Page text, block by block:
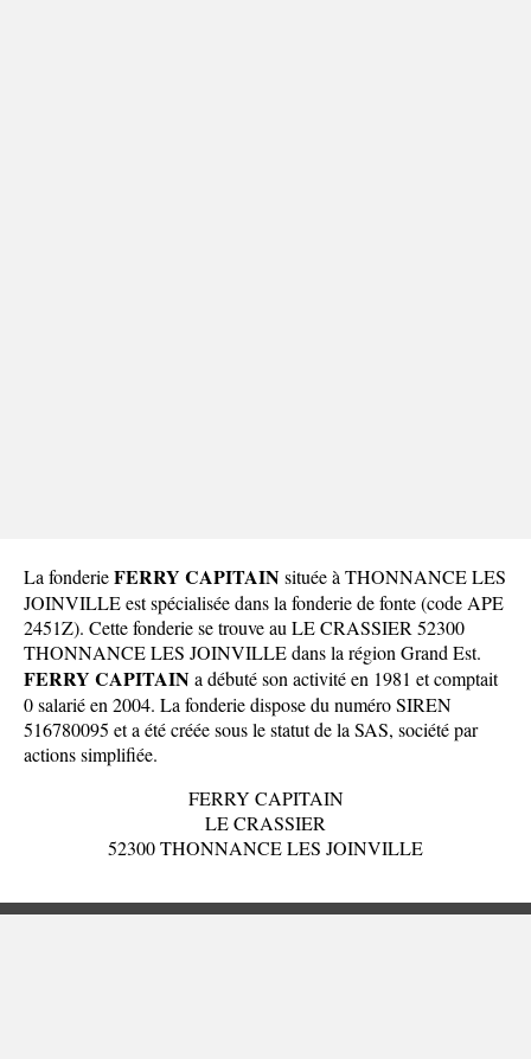
La fonderieFERRY CAPITAINsituée à THONNANCE LES
JOINVILLE est spécialisée dans la fonderie de fonte (code APE
2451Z). Cette fonderie se trouve au LE CRASSIER 52300
THONNANCE LES JOINVILLE dans la région Grand Est.
FERRY CAPITAINa débuté son activité en 1981 et comptait
0 salarié en 2004. La fonderie dispose du numéro SIREN
516780095 et a été créée sous le statut de la SAS, société par
actions simplifiée.
FERRY CAPITAIN
LE CRASSIER
52300 THONNANCE LES JOINVILLE